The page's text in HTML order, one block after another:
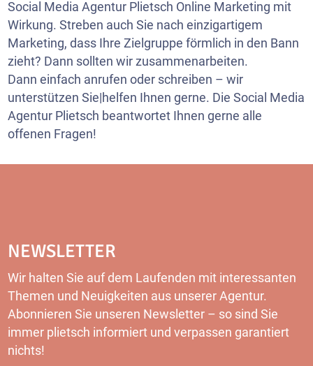
Social Media Agentur Plietsch Online Marketing mit
Wirkung. Streben auch Sie nach einzigartigem
Marketing, dass Ihre Zielgruppe förmlich in den Bann
zieht? Dann sollten wir zusammenarbeiten.
Dann einfach anrufen oder schreiben – wir
unterstützen Sie|helfen Ihnen gerne. Die Social Media
Agentur Plietsch beantwortet Ihnen gerne alle
offenen Fragen!
NEWSLETTER
Wir halten Sie auf dem Laufenden mit interessanten
Themen und Neuigkeiten aus unserer Agentur.
Abonnieren Sie unseren Newsletter – so sind Sie
immer plietsch informiert und verpassen garantiert
nichts!